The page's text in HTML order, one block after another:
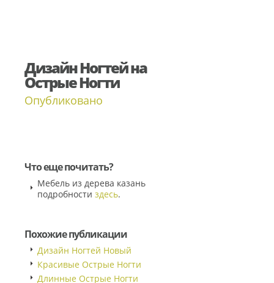
Дизайн Ногтей на
Острые Ногти
Опубликовано
Что еще почитать?
Мебель из дерева казань
подробности здесь.
Похожие публикации
Дизайн Ногтей Новый
Красивые Острые Ногти
Длинные Острые Ногти